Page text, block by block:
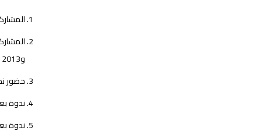
و2013 و2014 م و2015 م و2017 م ، والتي نظمتها هيئة المحاسبة والمراجعة للمؤسسات المالية الإسلامية في البحرين .
حضور
ندوة
ندوة